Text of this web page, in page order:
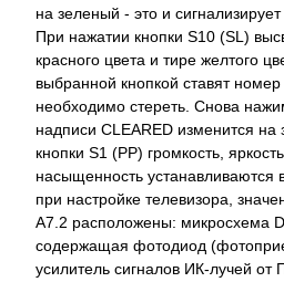
на зеленый - это и
При нажатии кнопки S10 (SL)
красного цвета и тире желтого
выбранной кнопкой ставят
необходимо стереть. Снова
надписи CLEARED изменится
кнопки S1 (РР) громкость,
насыщенность устанавливаются
при настройке телевизора,
А7.2 расположены: микросхема
содержащая фотодиод
усилитель сигналов ИК-лучей